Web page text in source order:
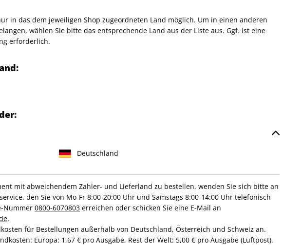
VOGUE Pools "White" Gr. 37
ZAHLUNGSARTEN
in das dem jeweiligen Shop zugeordneten Land möglich. Um in einen anderen
wählen Sie bitte das entsprechende Land aus der Liste aus. Ggf. ist eine
erforderlich.
Deutschland
mit abweichendem Zahler- und Lieferland zu bestellen, wenden Sie sich bitte an
den Sie von Mo-Fr 8:00-20:00 Uhr und Samstags 8:00-14:00 Uhr telefonisch
Nummer 0800-6070803 erreichen oder schicken Sie eine E-Mail an
.
für Bestellungen außerhalb von Deutschland, Österreich und Schweiz an.
Europa: 1,67 € pro Ausgabe, Rest der Welt: 5,00 € pro Ausgabe (Luftpost).